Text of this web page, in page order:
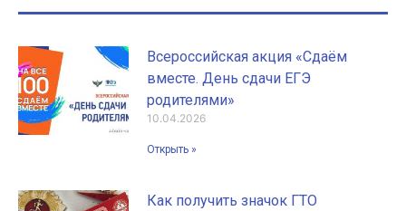
Всероссийская акция «Сдаём
вместе. День сдачи ЕГЭ
родителями»
10.04.2026
Открыть »
Как получить значок ГТО